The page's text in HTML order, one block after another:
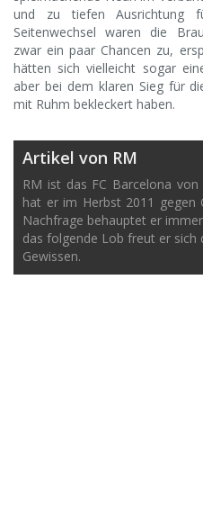
und zu tiefen Ausrichtung
Seitenwechsel waren die
zwar ein paar Chancen zu,
hätten sich vielleicht sogar
aber bei dem klaren Sieg für
mit Ruhm bekleckert haben.
Artikel von RM
RM ist das FC Barcelona von
hat er im Herbst 2011 gegen
Nachfrage behauptet er
das folgende Lob freut er sich
Gewissen.